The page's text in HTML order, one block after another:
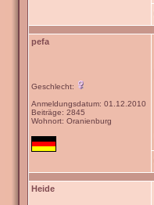
pefa
Geschlecht:
Anmeldungsdatum: 01.12.2010
Beiträge: 2845
Wohnort: Oranienburg
Heide